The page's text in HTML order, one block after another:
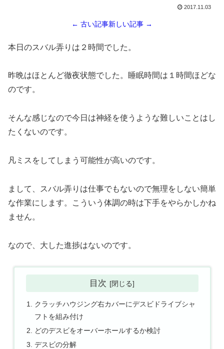
2017.11.03
← 古い記事新しい記事 →
本日のスバル弄りは２時間でした。
昨晩はほとんど徹夜状態でした。睡眠時間は１時間ほどな
のです。
そんな感じなので今日は神経を使うような難しいことはし
たくないのです。
凡ミスをしてしまう可能性が高いのです。
まして、スバル弄りは仕事でもないので無理をしない簡単
な作業にします。こういう体調の時は下手をやらかしかね
ません。
なので、大した進捗はないのです。
目次
クラッチハウジング右カバーにデスビドライブシャ
フトを組み付け
どのデスビをオーバーホールするか検討
デスビの分解